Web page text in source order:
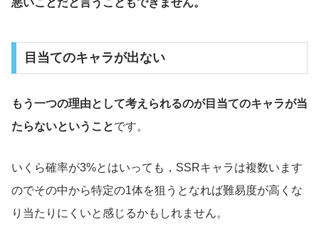
悪いことだと言うこともできません。
目当てのキャラが出ない
もう一つの理由として考えられるのが目当てのキャラが当
たらないということです。
いくら確率が3%とはいっても，SSRキャラは複数います
のでその中から特定の1体を狙うとなれば難易度が高くな
り当たりにくいと感じるかもしれません。